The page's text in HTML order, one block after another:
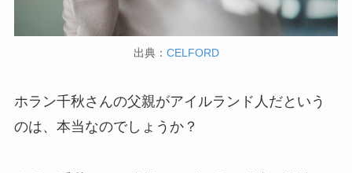
出典： CELFORD
ホラン千秋さんの父親がアイルランド人だという
のは、本当なのでしょうか？